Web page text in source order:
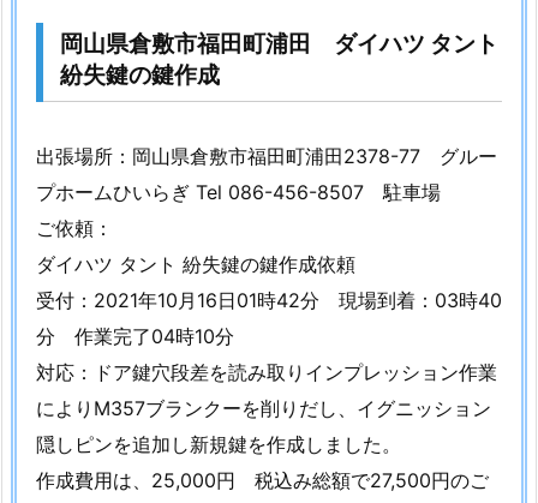
2.
7.
県
倉
敷
知
天
然
温
泉
阿
岡山県倉敷市福田町浦田 ダイハツ タント
紛失鍵の鍵作成
出張場所：岡山県倉敷市福田町浦田2378-77 グルー
プホームひいらぎ Tel 086-456-8507 駐車場
ご依頼：
ダイハツ タント 紛失鍵の鍵作成依頼
受付：2021年10月16日01時42分 現場到着：03時40
分 作業完了04時10分
対応：ドア鍵穴段差を読み取りインプレッション作業
によりM357ブランクーを削りだし、イグニッション
隠しピンを追加し新規鍵を作成しました。
作成費用は、25,000円 税込み総額で27,500円のご